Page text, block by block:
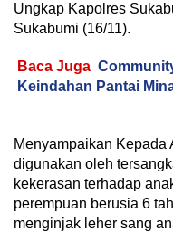
Ungkap Kapolres
Sukabumi (16/11).
Baca Juga
Keindahan Pantai
Menyampaikan Kepada
digunakan oleh
kekerasan terhadap
perempuan berusia 6
menginjak leher sang